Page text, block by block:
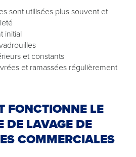
sont utilisées plus souvent et
initial
et constants
et ramassées régulièrement
FONCTIONNE LE
DE LAVAGE DE
COMMERCIALES